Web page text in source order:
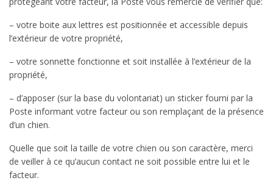
– votre boite aux lettres est positionnée et accessible depuis
l’extérieur de votre propriété,
– votre sonnette fonctionne et soit installée à l’extérieur de la
propriété,
– d’apposer (sur la base du volontariat) un sticker fourni par la
Poste informant votre facteur ou son remplaçant de la présence
d’un chien.
Quelle que soit la taille de votre chien ou son caractère, merci
de veiller à ce qu’aucun contact ne soit possible entre lui et le
facteur.